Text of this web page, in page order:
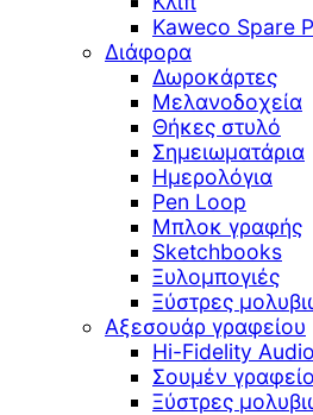
Kaweco Spare
Διάφορα
Δωροκάρτες
Μελανοδοχεία
Θήκες στυλό
Σημειωματάρια
Ημερολόγια
Pen Loop
Μπλοκ γραφής
Sketchbooks
Ξυλομπογιές
Ξύστρες
Αξεσουάρ γραφείου
Hi-Fidelity Audio
Σουμέν
Ξύστρες